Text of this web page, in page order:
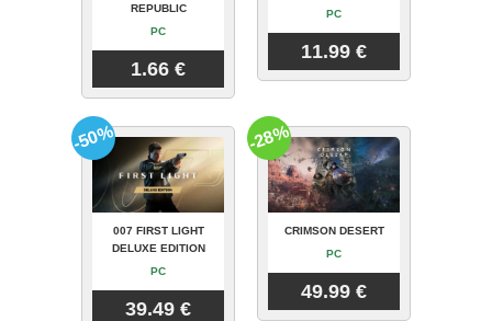
REPUBLIC
PC
1.66 €
PC
11.99 €
007 FIRST LIGHT
DELUXE EDITION
PC
39.49 €
-50%
CRIMSON DESERT
PC
49.99 €
-28%